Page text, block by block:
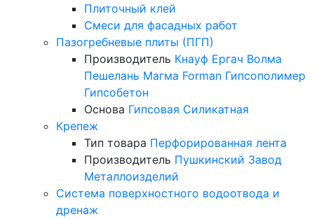
Плиточный клей
Смеси для фасадных работ
Пазогребневые плиты (ПГП)
Производитель Кнауф Ергач Волма
Пешелань Магма Forman Гипсополимер
Гипсобетон
Основа Гипсовая Силикатная
Крепеж
Тип товара Перфорированная лента
Производитель Пушкинский Завод
Металлоизделий
Система поверхностного водоотвода и
дренаж